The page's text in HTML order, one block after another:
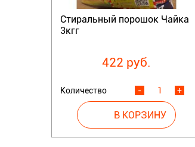
Стиральный порошок Чайка
3кгг
422 руб.
Количество +
-